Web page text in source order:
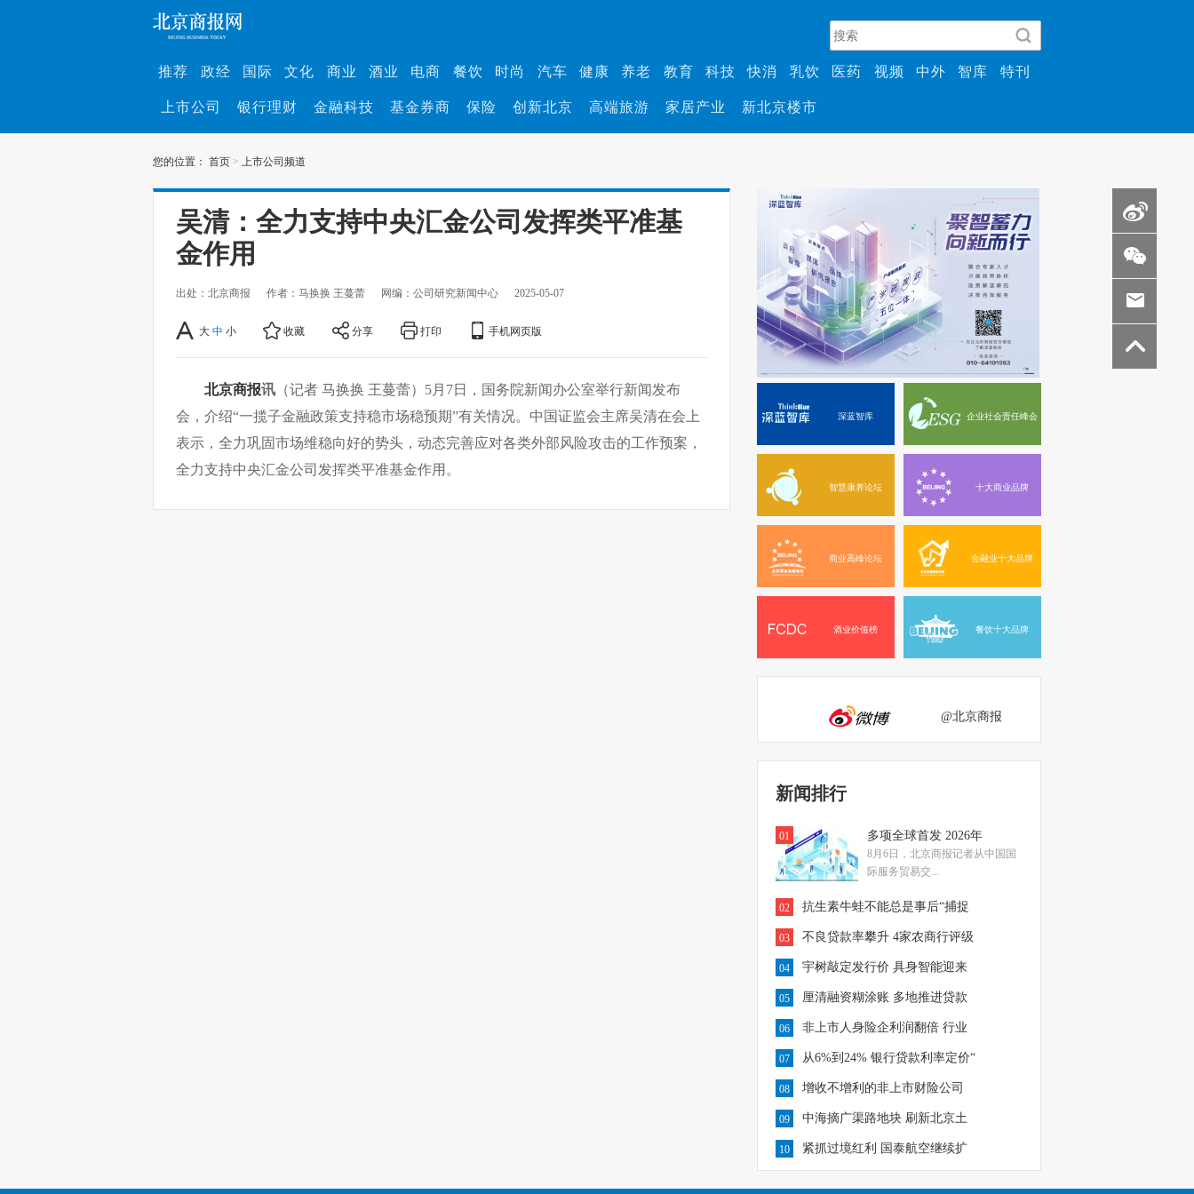
推荐 政经 国际 文化 商业 酒业 电商 餐饮 时尚 汽车 健康 养老 教育 科技 快消 乳饮 医药 视频 中外 智库 特刊
上市公司 银行理财 金融科技 基金券商 保险 创新北京 高端旅游 家居产业 新北京楼市
您的位置： 首页 > 上市公司频道
吴清：全力支持中央汇金公司发挥类平准基
金作用
出处：北京商报 作者：马换换 王蔓蕾 网编：公司研究新闻中心 2025-05-07
大 中 小 收藏 分享 打印 手机网页版
北京商报讯 （记者 马换换 王蔓蕾）5月7日，国务院新闻办公室举行新闻发布
会，介绍“一揽子金融政策支持稳市场稳预期”有关情况。中国证监会主席吴清在会上
表示，全力巩固市场维稳向好的势头，动态完善应对各类外部风险攻击的工作预案，
全力支持中央汇金公司发挥类平准基金作用。
深蓝智库 企业社会责任峰会
智慧康养论坛 十大商业品牌
商业高峰论坛 金融业十大品牌
酒业价值榜 餐饮十大品牌
@北京商报
新闻排行
01 多项全球首发 2026年
8月6日，北京商报记者从中国国
际服务贸易交...
02 抗生素牛蛙不能总是事后“捕捉
03 不良贷款率攀升 4家农商行评级
04 宇树敲定发行价 具身智能迎来
05 厘清融资糊涂账 多地推进贷款
06 非上市人身险企利润翻倍 行业
07 从6%到24% 银行贷款利率定价“
08 增收不增利的非上市财险公司
09 中海摘广渠路地块 刷新北京土
10 紧抓过境红利 国泰航空继续扩